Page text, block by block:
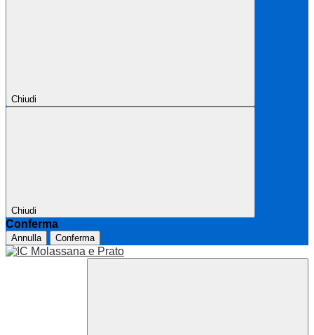
Chiudi
Chiudi
Conferma
Annulla Conferma